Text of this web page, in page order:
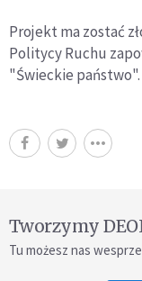
Projekt ma zostać
Politycy Ruchu
"Świeckie państwo".
Tworzymy
Tu możesz nas